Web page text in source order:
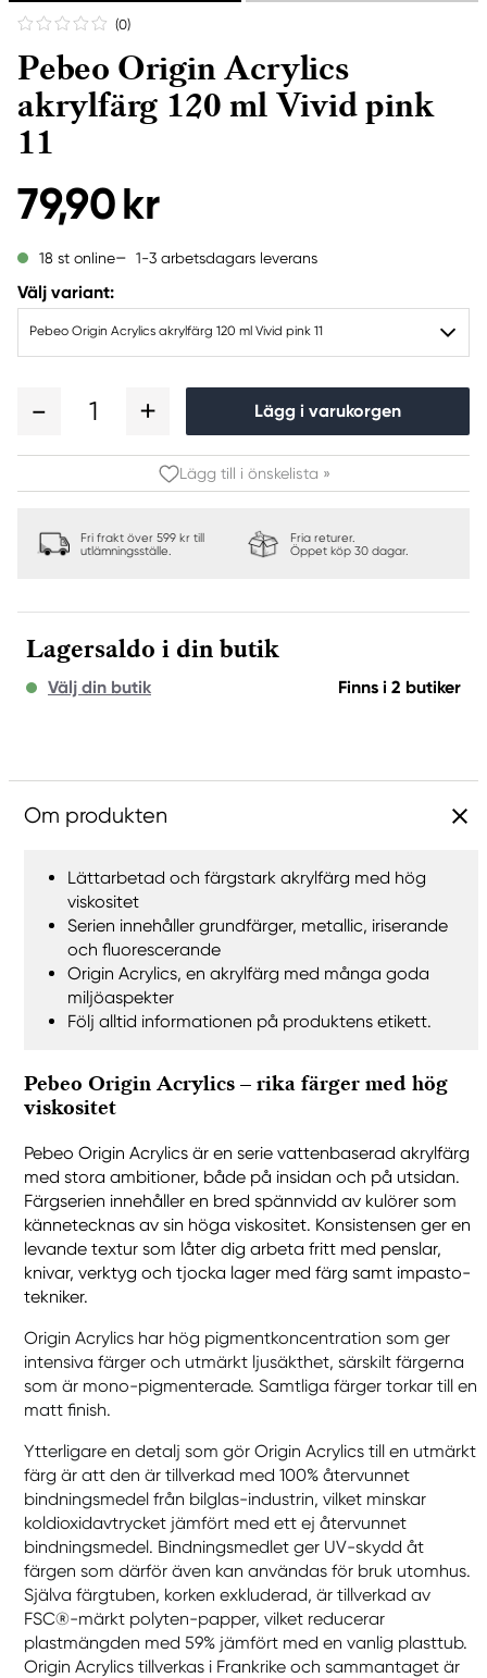
(0)
Pebeo Origin Acrylics
akrylfärg 120 ml Vivid pink
11
79,90 kr
18 st online 1-3 arbetsdagars leverans
Välj variant:
Pebeo Origin Acrylics akrylfärg 120 ml Vivid pink 11
1 Lägg i varukorgen
Lägg till i önskelista »
Fri frakt över 599 kr till
utlämningsställe.
Fria returer.
Öppet köp 30 dagar.
Lagersaldo i din butik
Välj din butik Finns i 2 butiker
Om produkten
Lättarbetad och färgstark akrylfärg med hög
viskositet
Serien innehåller grundfärger, metallic, iriserande
och fluorescerande
Origin Acrylics, en akrylfärg med många goda
miljöaspekter
Följ alltid informationen på produktens etikett.
Pebeo Origin Acrylics – rika färger med hög
viskositet
Pebeo Origin Acrylics är en serie vattenbaserad akrylfärg
med stora ambitioner, både på insidan och på utsidan.
Färgserien innehåller en bred spännvidd av kulörer som
kännetecknas av sin höga viskositet. Konsistensen ger en
levande textur som låter dig arbeta fritt med penslar,
knivar, verktyg och tjocka lager med färg samt impasto-
tekniker.
Origin Acrylics har hög pigmentkoncentration som ger
intensiva färger och utmärkt ljusäkthet, särskilt färgerna
som är mono-pigmenterade. Samtliga färger torkar till en
matt finish.
Ytterligare en detalj som gör Origin Acrylics till en utmärkt
färg är att den är tillverkad med 100% återvunnet
bindningsmedel från bilglas-industrin, vilket minskar
koldioxidavtrycket jämfört med ett ej återvunnet
bindningsmedel. Bindningsmedlet ger UV-skydd åt
färgen som därför även kan användas för bruk utomhus.
Själva färgtuben, korken exkluderad, är tillverkad av
FSC®-märkt polyten-papper, vilket reducerar
plastmängden med 59% jämfört med en vanlig plasttub.
Origin Acrylics tillverkas i Frankrike och sammantaget är